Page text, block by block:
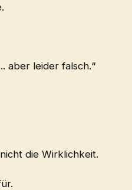
aber leider falsch.“
die Wirklichkeit.